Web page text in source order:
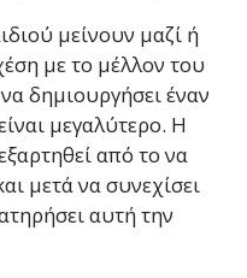
μείνουν μαζί ή
με το μέλλον του
δημιουργήσει έναν
μεγαλύτερο. Η
από το να
μετά να συνεχίσει
αυτή την